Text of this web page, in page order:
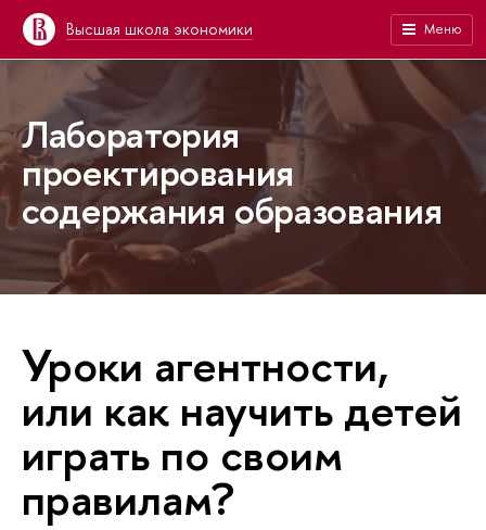
Высшая школа экономики Меню
Лаборатория
проектирования
содержания образования
Уроки агентности,
или как научить детей
играть по своим
правилам?